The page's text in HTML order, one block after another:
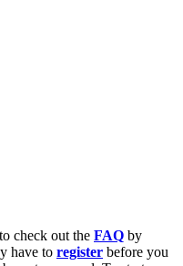
check out the FAQ by
have to register before you